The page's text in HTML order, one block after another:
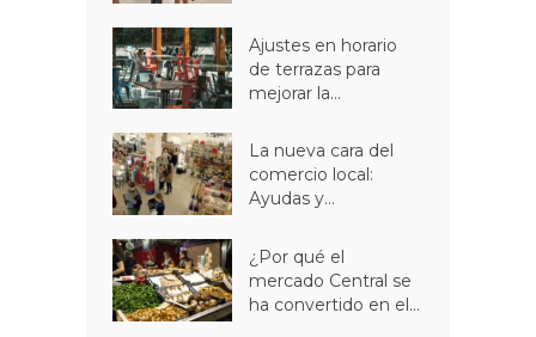
Ajustes en horario
de terrazas para
mejorar la...
La nueva cara del
comercio local:
Ayudas y...
¿Por qué el
mercado Central se
ha convertido en el...